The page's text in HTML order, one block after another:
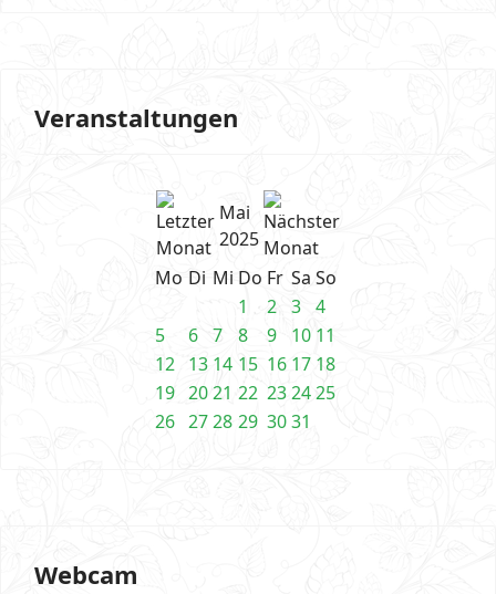
Veranstaltungen
Mai
2025
Mo Di Mi Do Fr Sa So
1
2 3 4
5
6 7 8 9 10 11
12 13 14 15 16 17 18
19 2021 22 232425
26 2728 29 3031
Webcam